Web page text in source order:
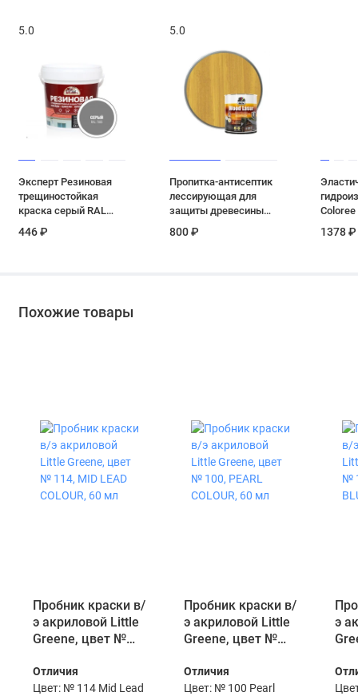
5.0
Эксперт Резиновая
трещиностойкая
краска серый RAL
7005 0,9 л
446 ₽
5.0
Пропитка-антисептик
лессирующая для
защиты древесины
Dufa Wood Lazur цвет
сосна 0,9 кг.
800 ₽
Coloree
1378 ₽
Похожие товары
Пробник краски в/
э акриловой Little
Greene, цвет №
COLOUR, 60 мл
Отличия
Цвет: № 114 Mid Lead
Пробник краски в/
э акриловой Little
Greene, цвет №
COLOUR, 60 мл
Отличия
Цвет: № 100 Pearl
э